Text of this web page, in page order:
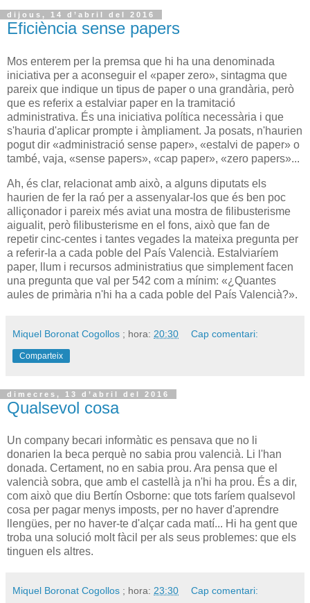
dijous, 14 d’abril del 2016
Eficiència sense papers
Mos enterem per la premsa que hi ha una denominada
iniciativa per a aconseguir el «paper zero», sintagma que
pareix que indique un tipus de paper o una grandària, però
que es referix a estalviar paper en la tramitació
administrativa. És una iniciativa política necessària i que
s'hauria d'aplicar prompte i àmpliament. Ja posats, n'haurien
pogut dir «administració sense paper», «estalvi de paper» o
també, vaja, «sense papers», «cap paper», «zero papers»...
Ah, és clar, relacionat amb això, a alguns diputats els
haurien de fer la raó per a assenyalar-los que és ben poc
alliçonador i pareix més aviat una mostra de filibusterisme
aigualit, però filibusterisme en el fons, això que fan de
repetir cinc-centes i tantes vegades la mateixa pregunta per
a referir-la a cada poble del País Valencià. Estalviaríem
paper, llum i recursos administratius que simplement facen
una pregunta que val per 542 com a mínim: «¿Quantes
aules de primària n'hi ha a cada poble del País Valencià?».
Miquel Boronat Cogollos ; hora: 20:30 Cap comentari:
Comparteix
dimecres, 13 d’abril del 2016
Qualsevol cosa
Un company becari informàtic es pensava que no li
donarien la beca perquè no sabia prou valencià. Li l'han
donada. Certament, no en sabia prou. Ara pensa que el
valencià sobra, que amb el castellà ja n'hi ha prou. És a dir,
com això que diu Bertín Osborne: que tots faríem qualsevol
cosa per pagar menys imposts, per no haver d'aprendre
llengües, per no haver-te d'alçar cada matí... Hi ha gent que
troba una solució molt fàcil per als seus problemes: que els
tinguen els altres.
Miquel Boronat Cogollos ; hora: 23:30 Cap comentari: